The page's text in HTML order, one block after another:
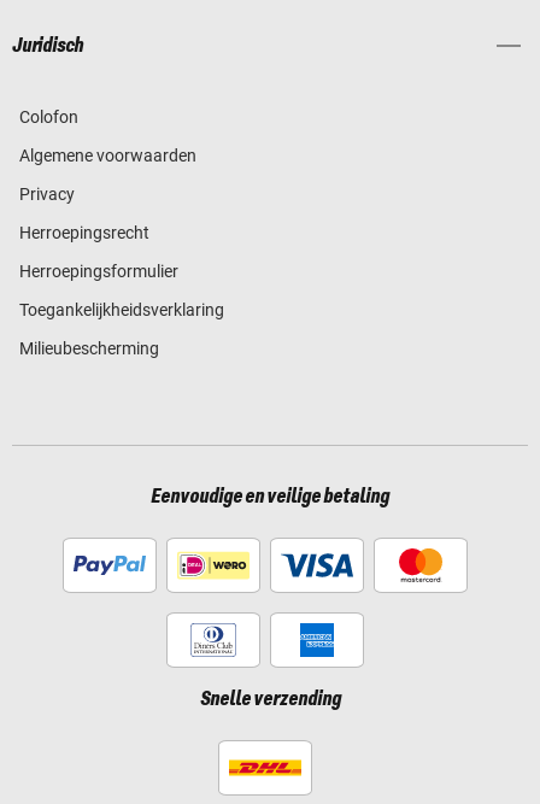
Juridisch
Colofon
Algemene voorwaarden
Privacy
Herroepingsrecht
Herroepingsformulier
Toegankelijkheidsverklaring
Milieubescherming
Eenvoudige en veilige betaling
Snelle verzending